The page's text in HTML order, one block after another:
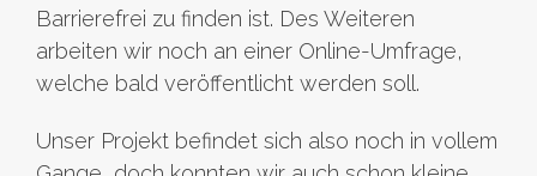
Barrierefrei zu finden ist. Des Weiteren
arbeiten wir noch an einer Online-Umfrage,
welche bald veröffentlicht werden soll.
Unser Projekt befindet sich also noch in vollem